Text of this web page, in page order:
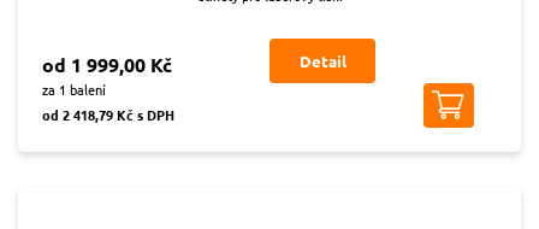
od 1 999,00 Kč
za 1 balení
od 2 418,79 Kč s DPH
Detail